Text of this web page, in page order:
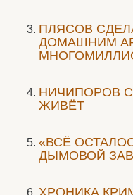
ПЛЯСОВ
ДОМАШНИМ
НИЧИПОРОВ
ЖИВЁТ
«ВСЁ
ДЫМОВОЙ
ХРОНИКА